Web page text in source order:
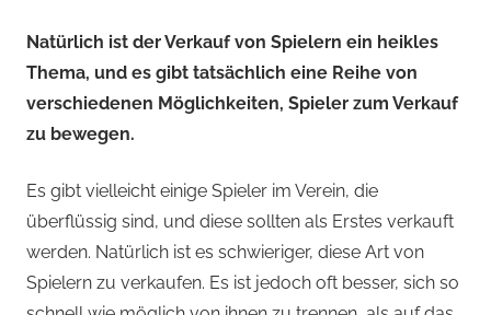
Natürlich ist der Verkauf von Spielern ein heikles
Thema, und es gibt tatsächlich eine Reihe von
verschiedenen Möglichkeiten, Spieler zum Verkauf
zu bewegen.
Es gibt vielleicht einige Spieler im Verein, die
überflüssig sind, und diese sollten als Erstes verkauft
werden. Natürlich ist es schwieriger, diese Art von
Spielern zu verkaufen. Es ist jedoch oft besser, sich so